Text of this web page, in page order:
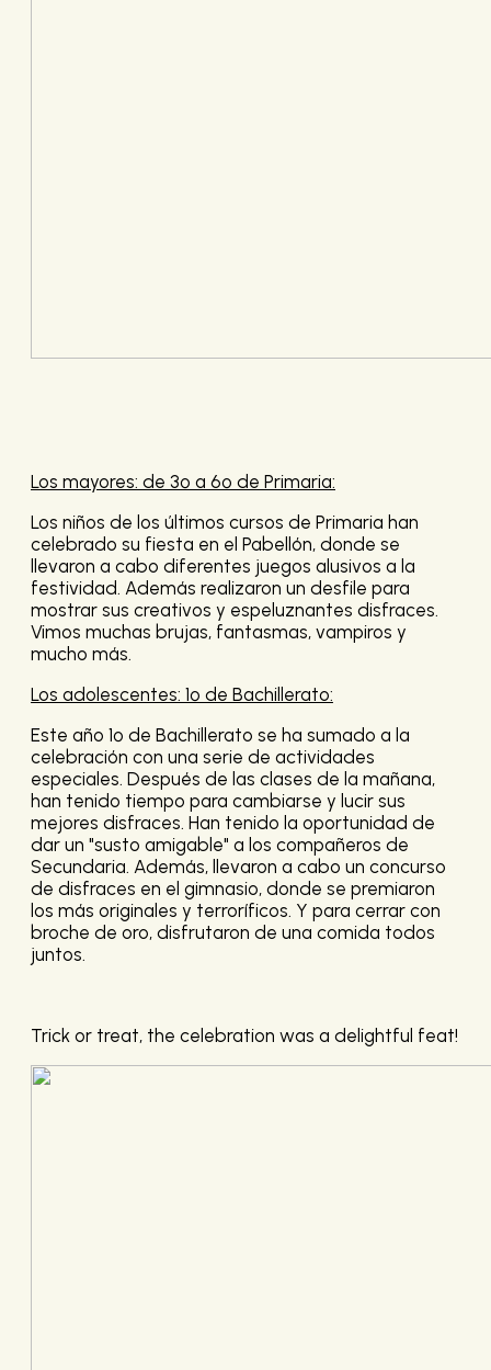
Los mayores: de 3º a 6º de Primaria:
Los niños de los últimos cursos de Primaria han
celebrado su fiesta en el Pabellón, donde se
llevaron a cabo diferentes juegos alusivos a la
festividad. Además realizaron un desfile para
mostrar sus creativos y espeluznantes disfraces.
Vimos muchas brujas, fantasmas, vampiros y
mucho más.
Los adolescentes: 1º de Bachillerato:
Este año 1º de Bachillerato se ha sumado a la
celebración con una serie de actividades
especiales. Después de las clases de la mañana,
han tenido tiempo para cambiarse y lucir sus
mejores disfraces. Han tenido la oportunidad de
dar un "susto amigable" a los compañeros de
Secundaria. Además, llevaron a cabo un concurso
de disfraces en el gimnasio, donde se premiaron
los más originales y terroríficos. Y para cerrar con
broche de oro, disfrutaron de una comida todos
juntos.
Trick or treat, the celebration was a delightful feat!